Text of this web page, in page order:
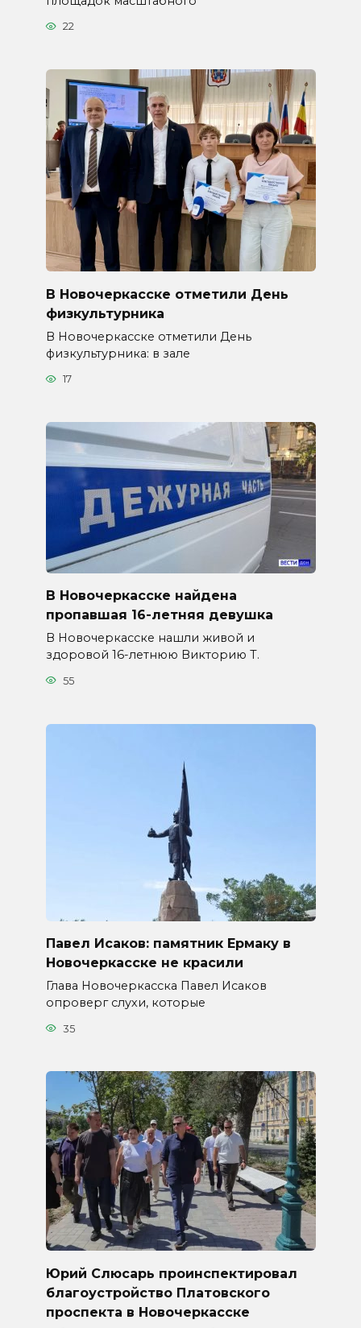
22
В Новочеркасске отметили День
физкультурника
В Новочеркасске отметили День
физкультурника: в зале
17
В Новочеркасске найдена
пропавшая 16-летняя девушка
В Новочеркасске нашли живой и
здоровой 16-летнюю Викторию Т.
55
Павел Исаков: памятник Ермаку в
Новочеркасске не красили
Глава Новочеркасска Павел Исаков
опроверг слухи, которые
35
Юрий Слюсарь проинспектировал
благоустройство Платовского
проспекта в Новочеркасске